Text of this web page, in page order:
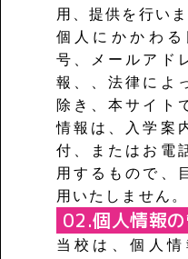
用、提供を行いま
個人にかかわ
号、メールアド
報、、法律によ
除き、本サイト
情報は、入学案
付、またはお電
用するもので、
用いたしません。
個人情報
当校は、個人